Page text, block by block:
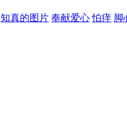
知真的图片 奉献爱心 怕痒 脚